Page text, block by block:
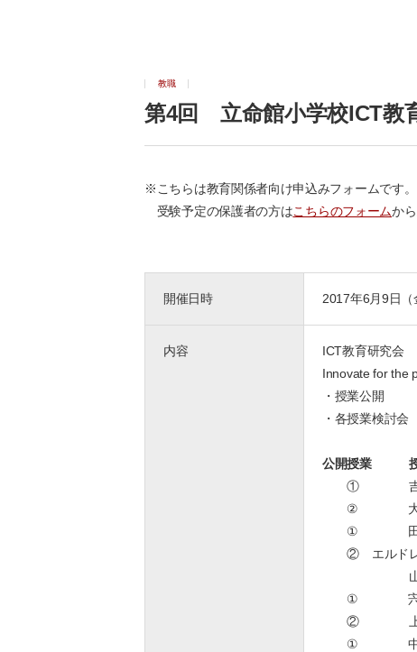
教職
第4回 立命館小学校ICT教
※こちらは教育関係者向け申込みフォームです。
受験予定の保護者の方はこちらのフォームか
開催日時 2017年6月9日
内容
ICT教育研究会
Innovate for the
・授業公開
・各授業検討会
公開授業
① 吉川裕
② 大橋輝
① 田中僚
② エルドレ
山下敏彦
① 宍戸寛
② 上野良
① 中南